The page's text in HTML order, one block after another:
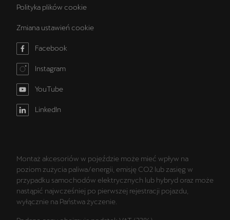
Polityka plików cookie
Zmiana ustawień cookie
Facebook
Instagram
YouTube
LinkedIn
Montaż akcesoriów w pojeździe może mieć wpływ na
poziom zużycia paliwa/energii, emisję CO2 lub zasięg w
przypadku samochodów elektrycznych lub hybryd oraz może
nastąpić najwcześniej po pierwszej rejestracji pojazdu,
wyłącznie na Państwa życzenie.